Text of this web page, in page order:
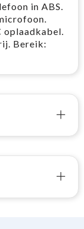
in ABS.
oplaadkabel.
Bereik: